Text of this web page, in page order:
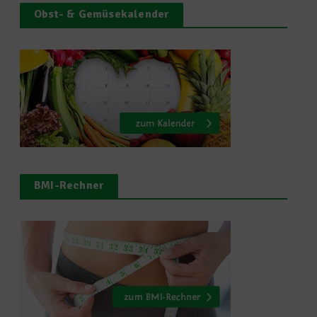
Obst- & Gemüsekalender
BMI-Rechner